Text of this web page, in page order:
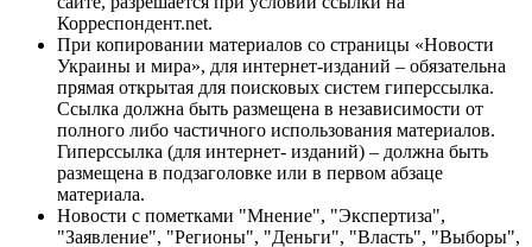
Корреспондент.net.
При копировании материалов со страницы «Новости
Украины и мира», для интернет-изданий – обязательна
прямая открытая для поисковых систем гиперссылка.
Ссылка должна быть размещена в независимости от
полного либо частичного использования материалов.
Гиперссылка (для интернет- изданий) – должна быть
размещена в подзаголовке или в первом абзаце
материала.
Новости с пометками "Мнение", "Экспертиза",
"Заявление", "Регионы", "Деньги", "Власть", "Выборы",